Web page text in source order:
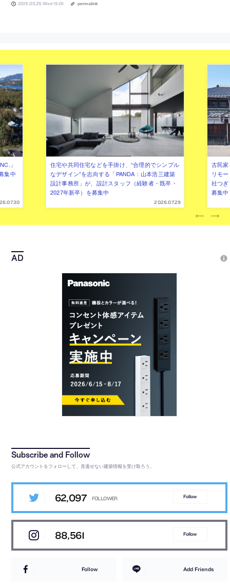
2015.03.25 Wed 15:01 permalink
」
集中
住宅や共同住宅などを手掛け、“合理的でシンプル
なデザイン”を志向する「PANDA：山本浩三建築
設計事務所」が、設計スタッフ（経験者・既卒・
2027年新卒）を募集中
2026.07.29
古民
リモ
社つ
募集中
公式アカウントをフォローして、見逃せない建築情報を受け取ろう。
62,097 Follow
88,561 Follow
Follow Add Friends